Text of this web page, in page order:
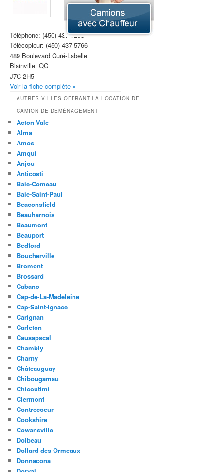
Téléphone: (450) 437-7298
Télécopieur: (450) 437-5766
489 Boulevard Curé-Labelle
Blainville, QC
J7C 2H5
Voir la fiche complète »
AUTRES VILLES OFFRANT LA LOCATION DE
CAMION DE DÉMÉNAGEMENT
Acton Vale
Alma
Amos
Amqui
Anjou
Anticosti
Baie-Comeau
Baie-Saint-Paul
Beaconsfield
Beauharnois
Beaumont
Beauport
Bedford
Boucherville
Bromont
Brossard
Cabano
Cap-de-La-Madeleine
Cap-Saint-Ignace
Carignan
Carleton
Causapscal
Chambly
Charny
Châteauguay
Chibougamau
Chicoutimi
Clermont
Contrecoeur
Cookshire
Cowansville
Dolbeau
Dollard-des-Ormeaux
Donnacona